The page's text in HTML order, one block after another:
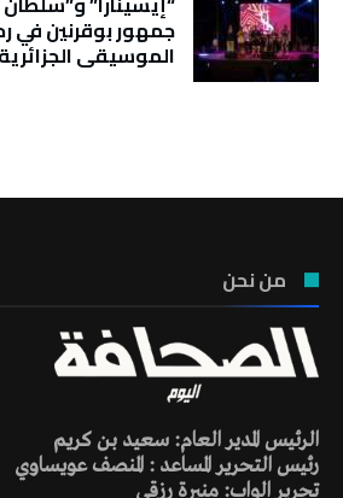
جمهور بوقرنين في
الموسيقى الجزائرية
من نحن
الرئيس المدير العام: سعيد بن كريم
رئيس التحرير المساعد : المنصف عويساوي
تحرير الواب: منيرة رزقي